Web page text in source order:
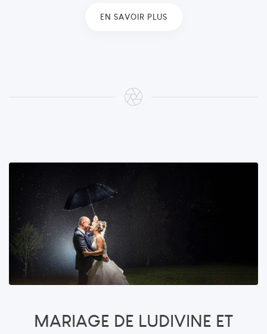
EN SAVOIR PLUS
MARIAGE DE LUDIVINE ET